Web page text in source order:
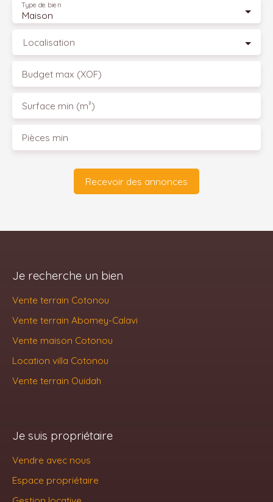
Maison
Type de bien
Localisation
Budget max (XOF)
Surface min (m²)
Pièces min
Recevoir des annonces
Je recherche un bien
Vente terrain Cotonou
Vente terrain Abomey-Calavi
Vente maison Cotonou
Location villa Cotonou
Vente terrain Ouidah
Je suis propriétaire
Vendre avec nous
Espace propriétaire